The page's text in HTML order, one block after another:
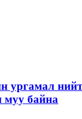
ургамал
муу байна